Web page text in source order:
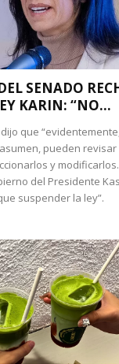
SENADO
KARIN: “NO...
que
pueden revisar
y
del Presidente
suspender la ley”.